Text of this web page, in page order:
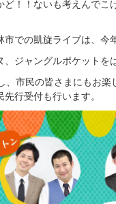
ど！！ないも考えんで
での凱旋ライブは、今
ジャングルポケットを
、市民の皆さまにもお
先行受付も行います。